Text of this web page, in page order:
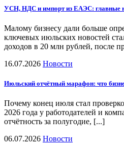
УСН, НДС и импорт из ЕАЭС: главные
Малому бизнесу дали больше
ключевых июльских новостей
доходов в 20 млн рублей, после
16.07.2026 Новости
Июльский отчётный марафон: что
Почему конец июля стал
2026 года у работодателей и
отчётность за полугодие, [...]
06.07.2026 Новости